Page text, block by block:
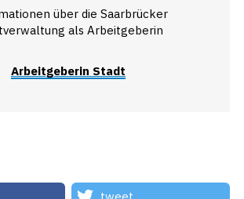
über die Saarbrücker
als Arbeitgeberin
Arbeitgeberin Stadt